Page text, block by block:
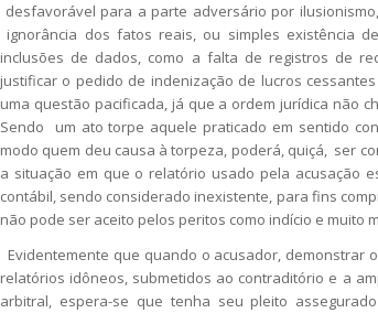
desfavorável para a parte adversário por
ignorância dos fatos reais, ou simples existência
inclusões de dados, como a falta de registros de
justificar o pedido de indenização de lucros
uma questão pacificada, já que a ordem jurídica não
Sendo um ato torpe aquele praticado em sentido
modo quem deu causa à torpeza, poderá, quiçá, ser
a situação em que o relatório usado pela acusação
contábil, sendo considerado inexistente, para fins
não pode ser aceito pelos peritos como indício e muito
Evidentemente que quando o acusador, demonstrar
relatórios idôneos, submetidos ao contraditório e a
arbitral, espera-se que tenha seu pleito